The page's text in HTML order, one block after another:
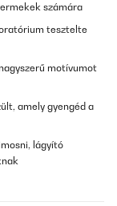
számára
tesztelte
motívumot
amely gyengéd a
lágyító